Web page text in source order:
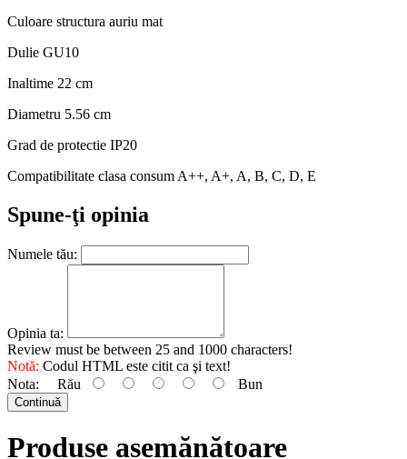
Culoare structura auriu mat
Dulie GU10
Inaltime 22 cm
Diametru 5.56 cm
Grad de protectie IP20
Compatibilitate clasa consum A++, A+, A, B, C, D, E
Spune-ţi opinia
Numele tău:
Opinia ta:
Review must be between 25 and 1000 characters!
Notă: Codul HTML este citit ca şi text!
Nota:
Rău Bun
Continuă
Produse asemănătoare